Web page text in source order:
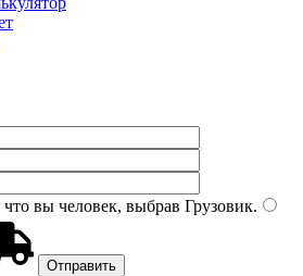
вы человек, выбрав Грузовик.